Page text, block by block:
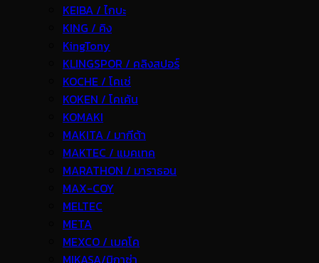
KEIBA / ไกบะ
KING / คิง
KingTony
KLINGSPOR / คลิงสปอร์
KOCHE / โคเช่
KOKEN / โคเค้น
KOMAKI
MAKITA / มากีต้า
MAKTEC / แมคเทค
MARATHON / มาราธอน
MAX-COY
MELTEC
META
MEXCO / เมคโค
MIKASA/มิกาซ่า